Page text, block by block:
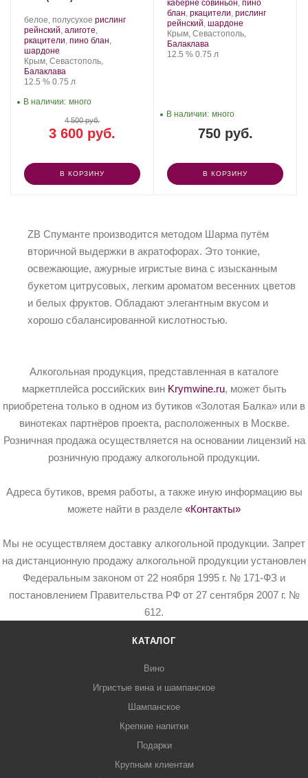
Производитель:
Золотая
Балка.
белое, полусухое .
Сорт
винограда:
рислинг
рейнский, алиготе,
ркацители, пино блан,
шардоне
Регион:
Крым, Севастополь,
Балаклава
Крепость
12.5 %. Объем
0.75 л
3 600 руб.
4 500 руб.
В наличии: много
В КОРЗИНУ
Золотая
Балка.
Сорт
винограда:
каберне совиньон, пино
блан, ркацители, рислинг
рейнский, шардоне
Регион:
Крым, Севастополь,
Балаклава
Крепость
12.5 %. Объем
0.75 л
750 руб.
В наличии: много
В КОРЗИНУ
ZB Спуманте производится методом Шарма путём
вторичной выдержки в акратофорах. Это тонкие,
освежающие, ажурные игристые вина с изысканным
букетом цитрусовых, легким ароматом весенних цветов
и белых фруктов. Обладают элегантным вкусом и
хорошо сбалансированной кислотностью.
Алкогольная продукция, представленная в каталоге
маркетплейса российских вин Krymwine.ru, может быть
приобретена только в одном из бутиков «Золотая Балка» или в
винотеках партнёров проекта, расположенных в Москве.
Розничная продажа осуществляется на основании лицензий на
розничную продажу алкогольной продукции.
Адреса бутиков, время работы, а также иную информацию вы
можете найти в разделе «Контакты»
Мы не осуществляем доставку алкогольной продукции. Запрет
на дистанционную продажу алкогольной продукции установлен
Федеральным законом от 22 ноября 1995 г. № 171-ФЗ и
постановлением Правительства РФ от 27 сентября 2007 г. №
612.
КАТАЛОГ
Вино
Игристые вина и шампанское
Шампанское
Крепкие напитки
Подарки
Крупным клиентам